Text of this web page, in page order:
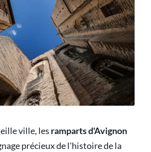
ville, les ramparts d'Avignon
précieux de l'histoire de la